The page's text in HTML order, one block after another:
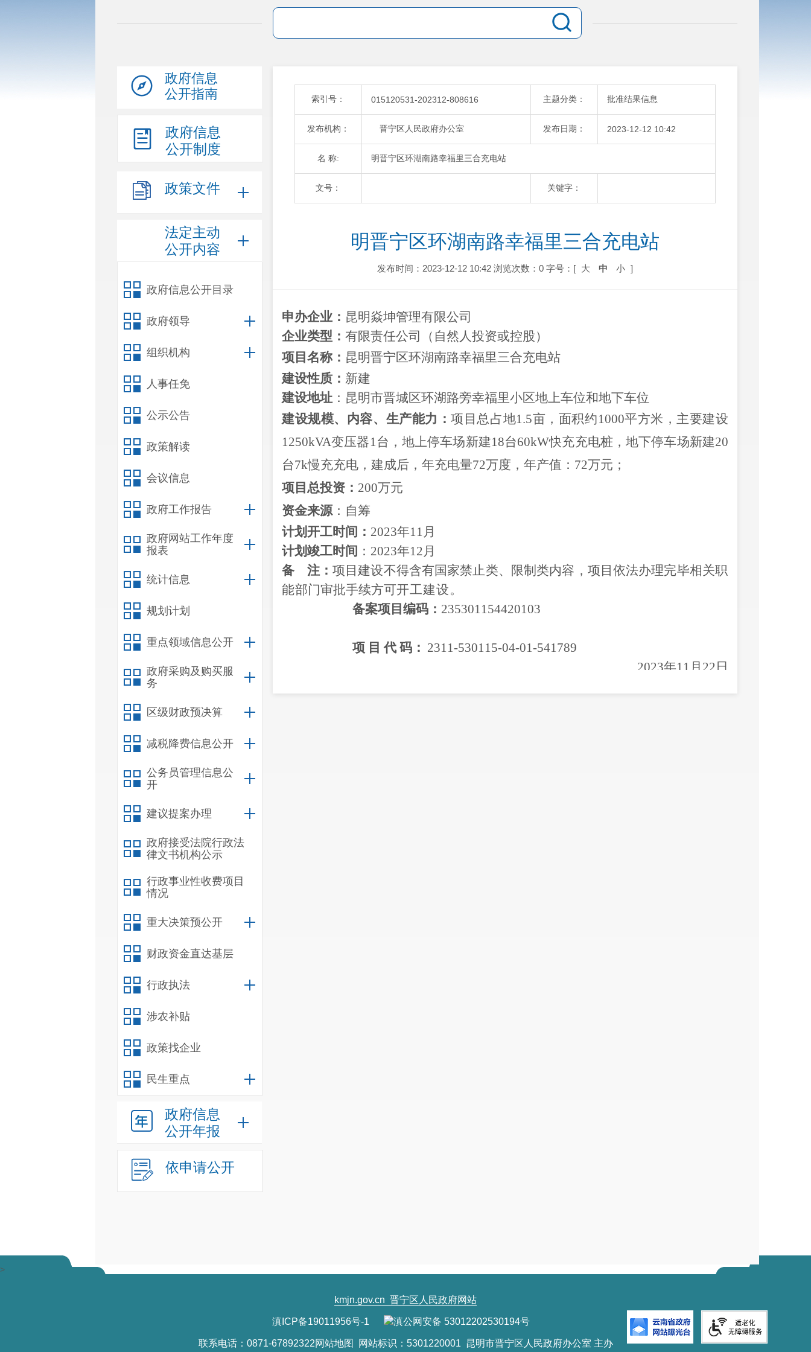
政府信息
公开指南
政府信息
公开制度
政策文件
法定主动
公开内容
政府信息公开目录
政府领导
组织机构
人事任免
公示公告
政策解读
会议信息
政府工作报告
政府网站工作年度
报表
统计信息
规划计划
重点领域信息公开
政府采购及购买服
务
区级财政预决算
减税降费信息公开
公务员管理信息公
开
建议提案办理
政府接受法院行政法
律文书机构公示
行政事业性收费项目
情况
重大决策预公开
财政资金直达基层
行政执法
涉农补贴
政策找企业
民生重点
政府信息
公开年报
依申请公开
索引号： 015120531-202312-808616 主题分类： 批准结果信息
发布机构： 晋宁区人民政府办公室 发布日期： 2023-12-12 10:42
名 称: 明晋宁区环湖南路幸福里三合充电站
文号： 关键字：
明晋宁区环湖南路幸福里三合充电站
发布时间：2023-12-12 10:42 浏览次数：0 字号：[ 大 中 小 ]
申办企业： 昆明焱坤管理有限公司
企业类型： 有限责任公司（自然人投资或控股）
项目名称： 昆明晋宁区环湖南路幸福里三合充电站
建设性质： 新建
建设地址 ：昆明市晋城区环湖路旁幸福里小区地上车位和地下车位
建设规模、 内容、 生产能力：项目总占地1.5亩，面积约1000平方米，主要建设
1250kVA变压器1台，地上停车场新建18台60kW快充充电桩，地下停车场新建20
台7k慢充充电，建成后，年充电量72万度，年产值：72万元；
项目总投资： 200万元
资金来源： 自筹
计划开工时间： 2023年11月
计划竣工时间 ： 2023年12月
备
注： 项目建设不得含有国家禁止类、限制类内容，项目依法办理完毕相关职
能部门审批手续方可开工建设。
备案项目编码： 235301154420103
项 目 代 码 ： 2311-530115-04-01-541789
2023年11月22日
>
kmjn.gov.cn 晋宁区人民政府网站
滇ICP备19011956号-1 滇公网安备 53012202530194号
联系电话：0871-67892322网站地图 网站标识：5301220001 昆明市晋宁区人民政府办公室 主办